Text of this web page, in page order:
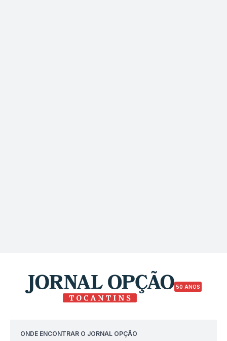
50 ANOS
ONDE ENCONTRAR O JORNAL OPÇÃO